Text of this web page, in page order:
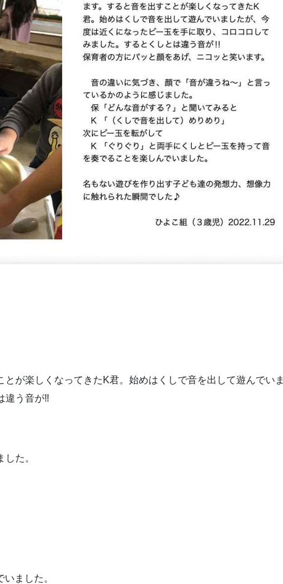
が楽しくなってきたK君。始めはくしで音を出して遊んでい
違う音が‼︎
た。
ました。